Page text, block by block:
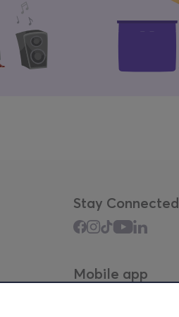
Stay Connected
Mobile app